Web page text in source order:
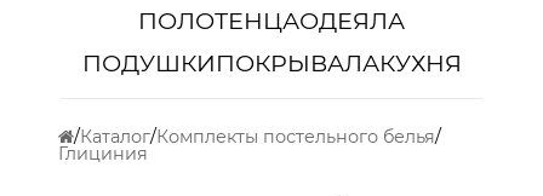
ПОЛОТЕНЦАОДЕЯЛА
ПОДУШКИПОКРЫВАЛАКУХНЯ
Каталог Комплекты постельного белья
Глициния